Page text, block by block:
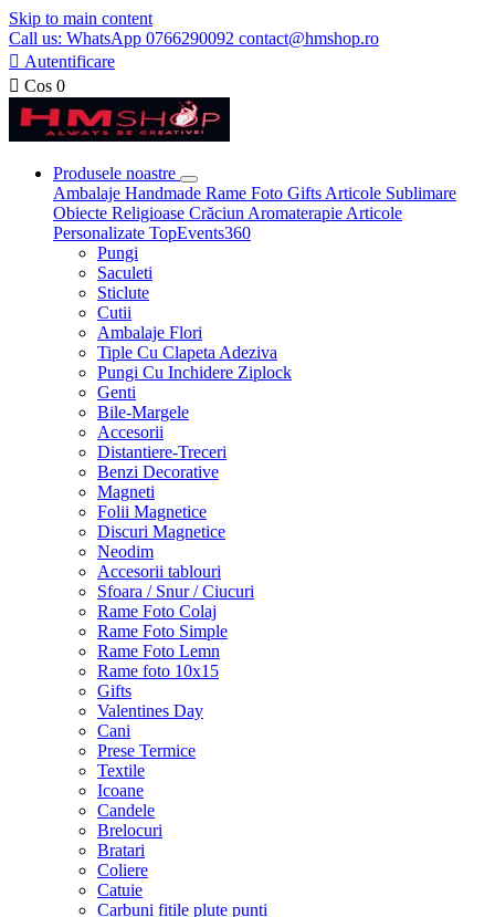
Skip to main content
Call us: WhatsApp 0766290092 contact@hmshop.ro
 Autentificare
 Cos 0
Produsele noastre
Ambalaje Handmade Rame Foto Gifts Articole Sublimare
Obiecte Religioase Crăciun Aromaterapie Articole
Personalizate TopEvents360
Pungi
Saculeti
Sticlute
Cutii
Ambalaje Flori
Tiple Cu Clapeta Adeziva
Pungi Cu Inchidere Ziplock
Genti
Bile-Margele
Accesorii
Distantiere-Treceri
Benzi Decorative
Magneti
Folii Magnetice
Discuri Magnetice
Neodim
Accesorii tablouri
Sfoara / Snur / Ciucuri
Rame Foto Colaj
Rame Foto Simple
Rame Foto Lemn
Rame foto 10x15
Gifts
Valentines Day
Cani
Prese Termice
Textile
Icoane
Candele
Brelocuri
Bratari
Coliere
Catuie
Carbuni fitile plute punti